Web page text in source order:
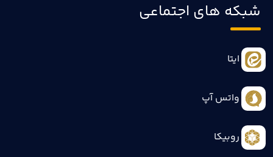
شبکه های اجتماعی
ایتا
واتس آپ
روبیکا